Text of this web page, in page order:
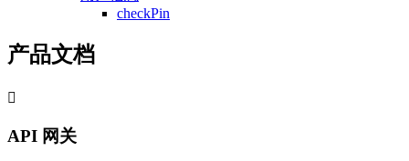
checkPin
产品文档

API 网关